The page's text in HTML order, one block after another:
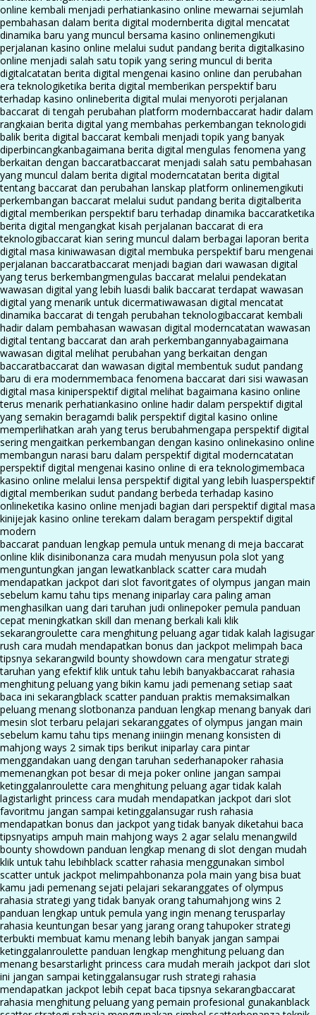
online kembali menjadi perhatiankasino online mewarnai sejumlah
pembahasan dalam berita digital modernberita digital mencatat
dinamika baru yang muncul bersama kasino onlinemengikuti
perjalanan kasino online melalui sudut pandang berita digitalkasino
online menjadi salah satu topik yang sering muncul di berita
digitalcatatan berita digital mengenai kasino online dan perubahan
era teknologiketika berita digital memberikan perspektif baru
terhadap kasino onlineberita digital mulai menyoroti perjalanan
baccarat di tengah perubahan platform modernbaccarat hadir dalam
rangkaian berita digital yang membahas perkembangan teknologidi
balik berita digital baccarat kembali menjadi topik yang banyak
diperbincangkanbagaimana berita digital mengulas fenomena yang
berkaitan dengan baccaratbaccarat menjadi salah satu pembahasan
yang muncul dalam berita digital moderncatatan berita digital
tentang baccarat dan perubahan lanskap platform onlinemengikuti
perkembangan baccarat melalui sudut pandang berita digitalberita
digital memberikan perspektif baru terhadap dinamika baccaratketika
berita digital mengangkat kisah perjalanan baccarat di era
teknologibaccarat kian sering muncul dalam berbagai laporan berita
digital masa kiniwawasan digital membuka perspektif baru mengenai
perjalanan baccaratbaccarat menjadi bagian dari wawasan digital
yang terus berkembangmengulas baccarat melalui pendekatan
wawasan digital yang lebih luasdi balik baccarat terdapat wawasan
digital yang menarik untuk dicermatiwawasan digital mencatat
dinamika baccarat di tengah perubahan teknologibaccarat kembali
hadir dalam pembahasan wawasan digital moderncatatan wawasan
digital tentang baccarat dan arah perkembangannyabagaimana
wawasan digital melihat perubahan yang berkaitan dengan
baccaratbaccarat dan wawasan digital membentuk sudut pandang
baru di era modernmembaca fenomena baccarat dari sisi wawasan
digital masa kiniperspektif digital melihat bagaimana kasino online
terus menarik perhatiankasino online hadir dalam perspektif digital
yang semakin beragamdi balik perspektif digital kasino online
memperlihatkan arah yang terus berubahmengapa perspektif digital
sering mengaitkan perkembangan dengan kasino onlinekasino online
membangun narasi baru dalam perspektif digital moderncatatan
perspektif digital mengenai kasino online di era teknologimembaca
kasino online melalui lensa perspektif digital yang lebih luasperspektif
digital memberikan sudut pandang berbeda terhadap kasino
onlineketika kasino online menjadi bagian dari perspektif digital masa
kinijejak kasino online terekam dalam beragam perspektif digital
modern
baccarat panduan lengkap pemula untuk menang di meja baccarat
online klik disinibonanza cara mudah menyusun pola slot yang
menguntungkan jangan lewatkanblack scatter cara mudah
mendapatkan jackpot dari slot favoritgates of olympus jangan main
sebelum kamu tahu tips menang iniparlay cara paling aman
menghasilkan uang dari taruhan judi onlinepoker pemula panduan
cepat meningkatkan skill dan menang berkali kali klik
sekarangroulette cara menghitung peluang agar tidak kalah lagisugar
rush cara mudah mendapatkan bonus dan jackpot melimpah baca
tipsnya sekarangwild bounty showdown cara mengatur strategi
taruhan yang efektif klik untuk tahu lebih banyakbaccarat rahasia
menghitung peluang yang bikin kamu jadi pemenang setiap saat
baca ini sekarangblack scatter panduan praktis memaksimalkan
peluang menang slotbonanza panduan lengkap menang banyak dari
mesin slot terbaru pelajari sekaranggates of olympus jangan main
sebelum kamu tahu tips menang iniingin menang konsisten di
mahjong ways 2 simak tips berikut iniparlay cara pintar
menggandakan uang dengan taruhan sederhanapoker rahasia
memenangkan pot besar di meja poker online jangan sampai
ketinggalanroulette cara menghitung peluang agar tidak kalah
lagistarlight princess cara mudah mendapatkan jackpot dari slot
favoritmu jangan sampai ketinggalansugar rush rahasia
mendapatkan bonus dan jackpot yang tidak banyak diketahui baca
tipsnyatips ampuh main mahjong ways 2 agar selalu menangwild
bounty showdown panduan lengkap menang di slot dengan mudah
klik untuk tahu lebihblack scatter rahasia menggunakan simbol
scatter untuk jackpot melimpahbonanza pola main yang bisa buat
kamu jadi pemenang sejati pelajari sekaranggates of olympus
rahasia strategi yang tidak banyak orang tahumahjong wins 2
panduan lengkap untuk pemula yang ingin menang terusparlay
rahasia keuntungan besar yang jarang orang tahupoker strategi
terbukti membuat kamu menang lebih banyak jangan sampai
ketinggalanroulette panduan lengkap menghitung peluang dan
menang besarstarlight princess cara mudah meraih jackpot dari slot
ini jangan sampai ketinggalansugar rush strategi rahasia
mendapatkan jackpot lebih cepat baca tipsnya sekarangbaccarat
rahasia menghitung peluang yang pemain profesional gunakanblack